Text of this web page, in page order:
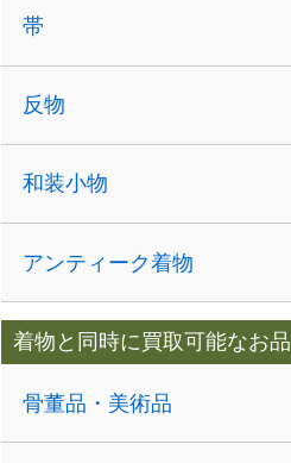
帯
反物
和装小物
アンティーク着物
着物と同時に買取可能なお品
骨董品・美術品